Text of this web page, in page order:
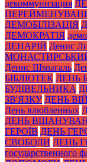
декоммунизация
ДЕМОБІЛІЗАЦІЯ
ДЕМОКРАТІЯ
ДЕНАРІЙ Денис
Денис Шмыгаль
БІБЛІОТЕК ДЕНЬ
БУДІВЕЛЬНИКА
ЗВ'ЯЗКУ ДЕНЬ
День влюбленных
ДЕНЬ
ГЕРОЇВ ДЕНЬ
СВОБОДИ ДЕНЬ
государственного